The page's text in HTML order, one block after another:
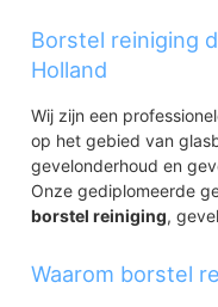
Borstel reiniging
Holland
Wij zijn een
op het gebied van
gevelonderhoud en
Onze gediplomeerde
borstel reiniging,
Waarom borstel